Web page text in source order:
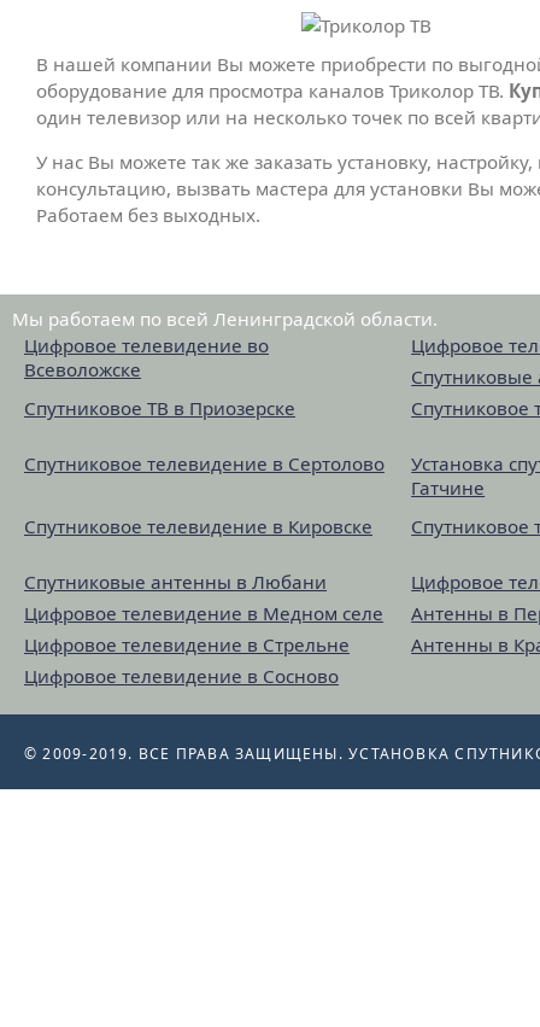
В нашей компании Вы можете приобрести по
оборудование для просмотра каналов Триколор ТВ.
один телевизор или на несколько точек по всей
У нас Вы можете так же заказать установку,
консультацию, вызвать мастера для установки Вы
Работаем без выходных.
Мы работаем по всей Ленинградской области.
Цифровое телевидение во
Всеволожске
Цифровое
Спутниковые
Спутниковое ТВ в Приозерске
Спутниковое
Спутниковое телевидение в Сертолово
Установка
Гатчине
Спутниковое телевидение в Кировске
Спутниковое
Спутниковые антенны в Любани
Цифровое
Цифровое телевидение в Медном селе
Антенны в
Цифровое телевидение в Стрельне
Антенны в
Цифровое телевидение в Сосново
© 2009-2019. ВСЕ ПРАВА ЗАЩИЩЕНЫ.УСТАНОВКА